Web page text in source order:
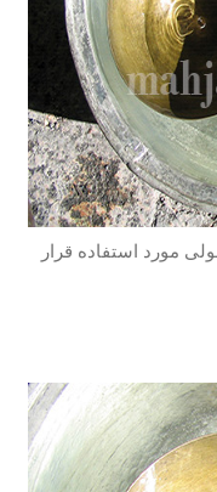
مورد استفاده قرار